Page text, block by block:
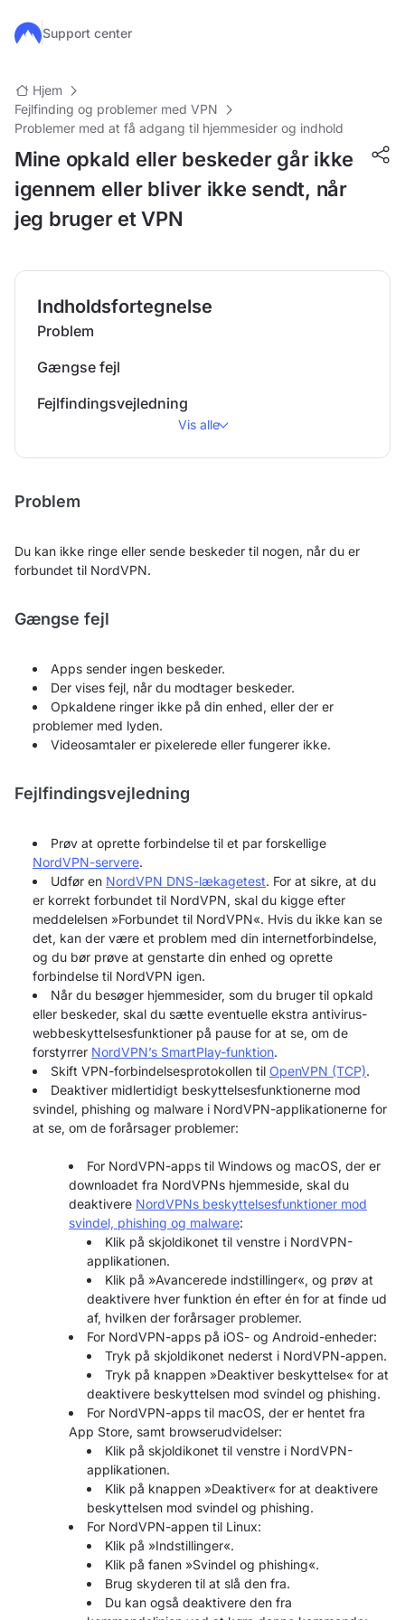
Gå til hovedindhold
Support center
Hjem
Fejlfinding og problemer med VPN
Problemer med at få adgang til hjemmesider og indhold
Mine opkald eller beskeder går ikke
igennem eller bliver ikke sendt, når
jeg bruger et VPN
Indholdsfortegnelse
Problem
Gængse fejl
Fejlfindingsvejledning
Vis alle
Problem
Du kan ikke ringe eller sende beskeder til nogen, når du er
forbundet til NordVPN.
Gængse fejl
Apps sender ingen beskeder.
Der vises fejl, når du modtager beskeder.
Opkaldene ringer ikke på din enhed, eller der er
problemer med lyden.
Videosamtaler er pixelerede eller fungerer ikke.
Fejlfindingsvejledning
Prøv at oprette forbindelse til et par forskellige
NordVPN-servere.
Udfør en NordVPN DNS-lækagetest. For at sikre, at du
er korrekt forbundet til NordVPN, skal du kigge efter
meddelelsen »Forbundet til NordVPN«. Hvis du ikke kan se
det, kan der være et problem med din internetforbindelse,
og du bør prøve at genstarte din enhed og oprette
forbindelse til NordVPN igen.
Når du besøger hjemmesider, som du bruger til opkald
eller beskeder, skal du sætte eventuelle ekstra antivirus-
webbeskyttelsesfunktioner på pause for at se, om de
forstyrrer NordVPN’s SmartPlay-funktion.
Skift VPN-forbindelsesprotokollen til OpenVPN (TCP).
Deaktiver midlertidigt beskyttelsesfunktionerne mod
svindel, phishing og malware i NordVPN-applikationerne for
at se, om de forårsager problemer:
For NordVPN-apps til Windows og macOS, der er
downloadet fra NordVPNs hjemmeside, skal du
deaktivere NordVPNs beskyttelsesfunktioner mod
svindel, phishing og malware:
Klik på skjoldikonet til venstre i NordVPN-
applikationen.
Klik på »Avancerede indstillinger«, og prøv at
deaktivere hver funktion én efter én for at finde ud
af, hvilken der forårsager problemer.
For NordVPN-apps på iOS- og Android-enheder:
Tryk på skjoldikonet nederst i NordVPN-appen.
Tryk på knappen »Deaktiver beskyttelse« for at
deaktivere beskyttelsen mod svindel og phishing.
For NordVPN-apps til macOS, der er hentet fra
App Store, samt browserudvidelser:
Klik på skjoldikonet til venstre i NordVPN-
applikationen.
Klik på knappen »Deaktiver« for at deaktivere
beskyttelsen mod svindel og phishing.
For NordVPN-appen til Linux:
Klik på »Indstillinger«.
Klik på fanen »Svindel og phishing«.
Brug skyderen til at slå den fra.
Du kan også deaktivere den fra